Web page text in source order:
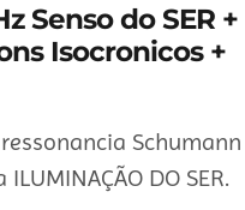
Senso do SER +
Isocronicos +
ressonancia Schumann
DO SER.